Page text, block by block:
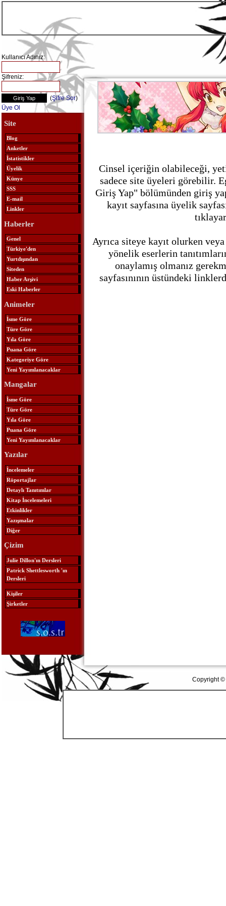
Kullanıcı Adınız:
Şifreniz:
(Şifre Sor)
Üye Ol
Site
Blog
Anketler
İstatistikler
Üyelik
Künye
SSS
E-mail
Linkler
Haberler
Genel
Türkiye'den
Yurtdışından
Siteden
Haber Arşivi
Eski Haberler
Animeler
İsme Göre
Türe Göre
Yıla Göre
Puana Göre
Kategoriye Göre
Yeni Yayımlanacaklar
Mangalar
İsme Göre
Türe Göre
Yıla Göre
Puana Göre
Yeni Yayımlanacaklar
Yazılar
İncelemeler
Röportajlar
Detaylı Tanıtımlar
Kitap İncelemeleri
Etkinlikler
Yazışmalar
Diğer
Çizim
Julie Dillon'ın Dersleri
Patrick Shettlesworth 'ın
Dersleri
Kişiler
Şirketler
Cinsel içeriğin olabileceği,
sadece site üyeleri görebilir.
Giriş Yap" bölümünden giriş
kayıt sayfasına üyelik
Ayrıca siteye kayıt olurken
yönelik eserlerin
onaylamış olmanız
sayfasınının üstündeki
Copyright ©